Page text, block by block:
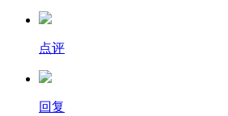
点评
回复